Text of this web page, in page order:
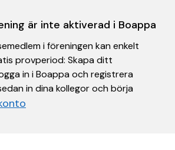
är inte aktiverad i Boappa
i föreningen kan enkelt
provperiod: Skapa ditt
in i Boappa och registrera
in dina kollegor och börja